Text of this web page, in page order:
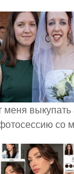
выкупать
со